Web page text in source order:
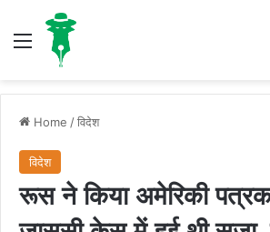
Menu
Home /विदेश
विदेश
रूस ने किया अमेरिकी